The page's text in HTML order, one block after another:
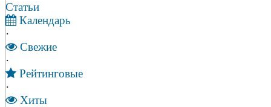
Статьи
Календарь
·
Свежие
·
Рейтинговые
·
Хиты